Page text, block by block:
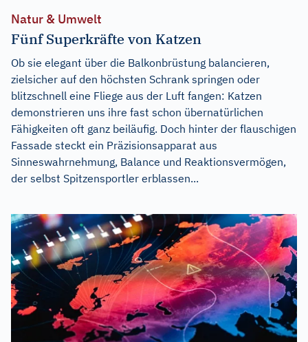
Natur & Umwelt
Fünf Superkräfte von Katzen
Ob sie elegant über die Balkonbrüstung balancieren,
zielsicher auf den höchsten Schrank springen oder
blitzschnell eine Fliege aus der Luft fangen: Katzen
demonstrieren uns ihre fast schon übernatürlichen
Fähigkeiten oft ganz beiläufig. Doch hinter der flauschigen
Fassade steckt ein Präzisionsapparat aus
Sinneswahrnehmung, Balance und Reaktionsvermögen,
der selbst Spitzensportler erblassen...